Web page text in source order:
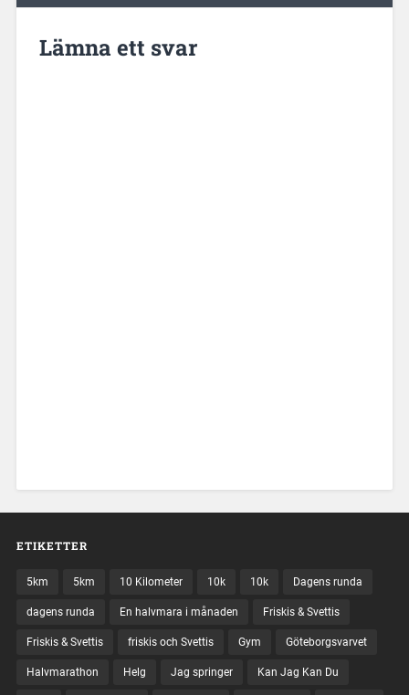
Lämna ett svar
ETIKETTER
5km 5km 10 Kilometer 10k 10k Dagens runda
dagens runda En halvmara i månaden Friskis & Svettis
Friskis & Svettis friskis och Svettis Gym Göteborgsvarvet
Halvmarathon Helg Jag springer Kan Jag Kan Du